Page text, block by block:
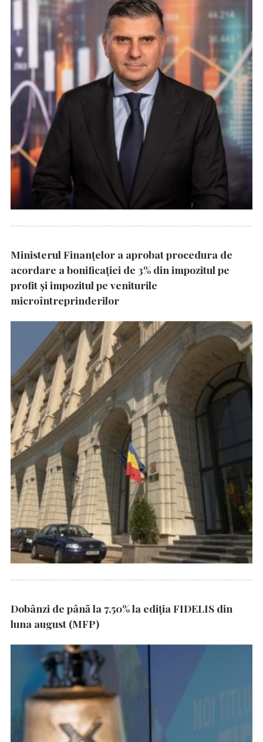
Ministerul Finanțelor a aprobat procedura de
acordare a bonificației de 3% din impozitul pe
profit și impozitul pe veniturile
microîntreprinderilor
Dobânzi de până la 7,50% la ediția FIDELIS din
luna august (MFP)